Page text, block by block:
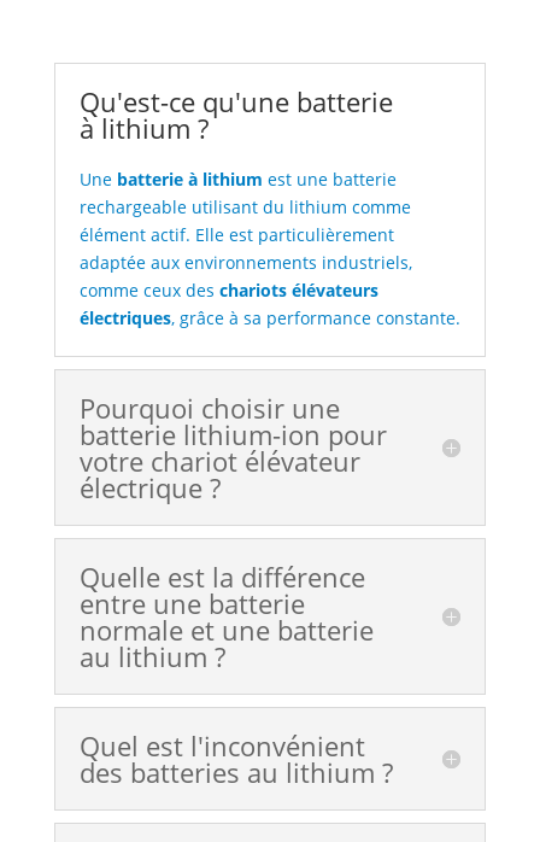
Qu'est-ce qu'une batterie
à lithium ?
Une batterie à lithium est une batterie
rechargeable utilisant du lithium comme
élément actif. Elle est particulièrement
adaptée aux environnements industriels,
comme ceux des chariots élévateurs
électriques, grâce à sa performance constante.
Pourquoi choisir une
batterie lithium-ion pour
votre chariot élévateur
électrique ?
Quelle est la différence
entre une batterie
normale et une batterie
au lithium ?
Quel est l'inconvénient
des batteries au lithium ?